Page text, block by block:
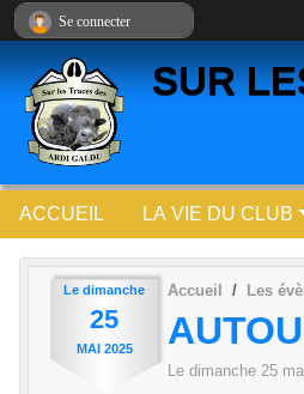
SUR
ACCUEIL LA VIE DU CLUB
Le dimanche
25
MAI 2025
Accueil Les
Le dimanche 25
Se connecter
Panneau de gestion des cookies